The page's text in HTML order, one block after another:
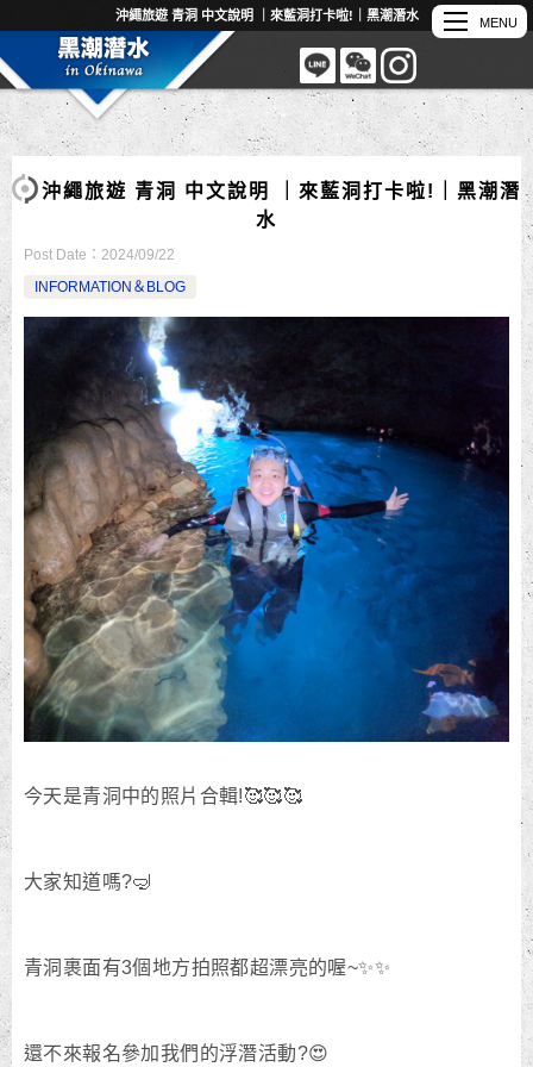
沖繩旅遊 青洞 中文說明 ｜來藍洞打卡啦!｜黑潮潛水
沖繩旅遊 青洞 中文說明 ｜來藍洞打卡啦!｜黑潮潛
水
Post Date： 2024/09/22
INFORMATION＆BLOG
今天是青洞中的照片合輯!🥰🥰🥰
大家知道嗎?🤿
青洞裹面有3個地方拍照都超漂亮的喔~✨️✨️
還不來報名參加我們的浮潛活動?😍